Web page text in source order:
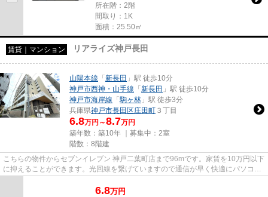
所在階：2階
間取り：1K
面積：25.50㎡
賃貸｜マンション リアライズ神戸長田
山陽本線 「 新長田 」駅 徒歩10分
神戸市西神・山手線 「 新長田 」駅 徒歩10分
神戸市海岸線 「駒ヶ林 」駅 徒歩3分
兵庫県神戸市長田区庄田町 ３丁目
6.8万円～8.7万円
築年数：築10年 ｜募集中： 2室
階数：8階建
こちらの物件からセブンイレブン 神戸二葉町店まで96mです。家賃を10万円以下
に抑えることができます。光回線を繋げていますので通信が早く快適にパソコン
6.8万円